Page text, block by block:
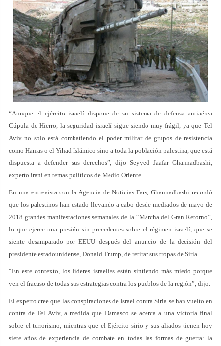
“Aunque el ejército israelí dispone de su sistema de defensa antiaérea
Cúpula de Hierro, la seguridad israelí sigue siendo muy frágil, ya que Tel
Aviv no solo está combatiendo el poder militar de grupos de resistencia
como Hamas o el Yihad Islámico sino a toda la población palestina, que está
dispuesta a defender sus derechos”, dijo Seyyed Jaafar Ghannadbashi,
experto iraní en temas políticos de Medio Oriente.
En una entrevista con la Agencia de Noticias Fars, Ghannadbashi recordó
que los palestinos han estado llevando a cabo desde mediados de mayo de
2018 grandes manifestaciones semanales de la “Marcha del Gran Retorno”,
lo que ejerce una presión sin precedentes sobre el régimen israelí, que se
siente desamparado por EEUU después del anuncio de la decisión del
presidente estadounidense, Donald Trump, de retirar sus tropas de Siria.
“En este contexto, los líderes israelíes están sintiendo más miedo porque
ven el fracaso de todas sus estrategias contra los pueblos de la región”, dijo.
El experto cree que las conspiraciones de Israel contra Siria se han vuelto en
contra de Tel Aviv, a medida que Damasco se acerca a una victoria final
sobre el terrorismo, mientras que el Ejército sirio y sus aliados tienen hoy
siete años de experiencia de combate en todas las formas de guerra: la